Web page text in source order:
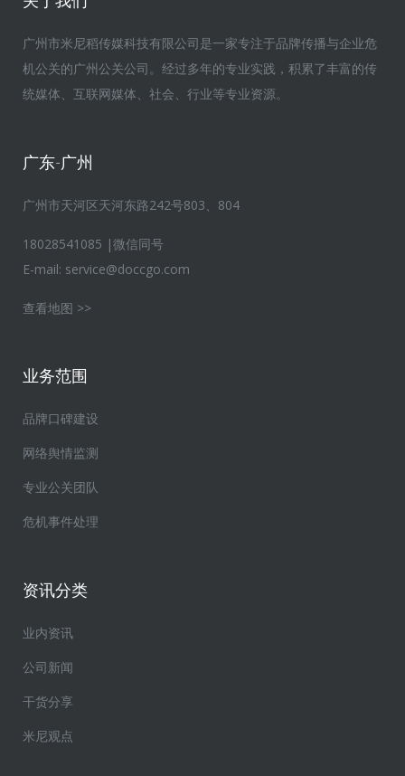
广州市米尼稻传媒科技有限公司是一家专注于品牌传播与企业危
机公关的广州公关公司。经过多年的专业实践，积累了丰富的传
统媒体、互联网媒体、社会、行业等专业资源。
广东-广州
广州市天河区天河东路242号803、804
18028541085 |微信同号
E-mail: service@doccgo.com
查看地图 >>
业务范围
品牌口碑建设
网络舆情监测
专业公关团队
危机事件处理
资讯分类
业内资讯
公司新闻
干货分享
米尼观点